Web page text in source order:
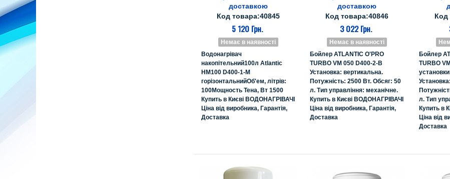
доставкою
Код товара:40845
5 120 Грн.
Немає в наявності
Водонагрівач
накопітельний100л Atlantic
HM100 D400-1-M
горізонтальнийОб'ем, літрів:
100Мощность Тена, Вт 1500
Купить в Києві ВОДОНАГРІВАЧІ
Ціна від виробника, Гарантія,
Доставка
доставкою
Код товара:40846
3 022 Грн.
Немає в наявності
Бойлер ATLANTIC O'PRO
TURBO VM 050 D400-2-B
Установка: вертикальна.
Потужність: 2500 Вт. Обсяг: 50
л. Тип управління: механічне.
Купить в Києві ВОДОНАГРІВАЧІ
Ціна від виробника, Гарантія,
Доставка
Код
Бойлер
TURBO
л. Тип
Купить в
Ціна від
Доставка